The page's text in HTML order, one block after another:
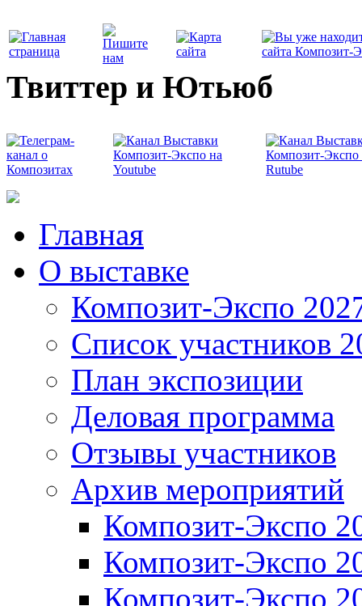
Твиттер и Ютьюб
Главная
О выставке
Композит-Экспо
Список участников
План экспозиции
Деловая программа
Отзывы участников
Архив мероприятий
Композит-Экспо
Композит-Экспо
Композит-Экспо